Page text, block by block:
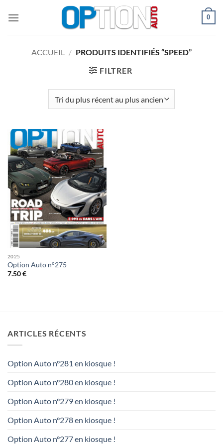
0
ACCUEIL / PRODUITS IDENTIFIÉS “SPEED”
FILTRER
2025
Option Auto n°275
7.50€
ARTICLES RÉCENTS
Option Auto n°281 en kiosque !
Option Auto n°280 en kiosque !
Option Auto n°279 en kiosque !
Option Auto n°278 en kiosque !
Option Auto n°277 en kiosque !